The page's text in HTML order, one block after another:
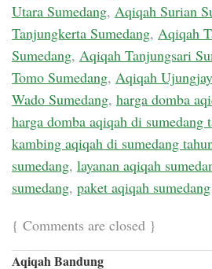
Utara Sumedang, Aqiqah Surian
Tanjungkerta Sumedang, Aqiqah
Sumedang, Aqiqah Tanjungsari
Tomo Sumedang, Aqiqah
Wado Sumedang, harga domba
harga domba aqiqah di sumedang
kambing aqiqah di sumedang
sumedang, layanan aqiqah
sumedang, paket aqiqah sumedang
{ Comments are closed }
Aqiqah Bandung